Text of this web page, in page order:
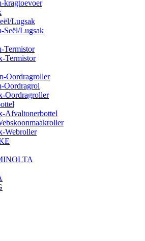
kragtoevoer
Lugsak
Seël/Lugsak
Termistor
Termistor
Oordragroller
Oordragrol
Oordragroller
Afvaltonerbottel
Webroller